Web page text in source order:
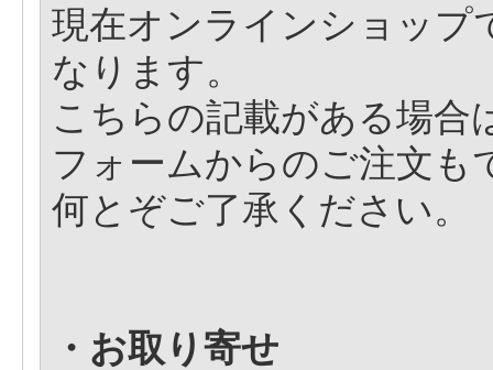
現在オンラインショップ
なります。
こちらの記載がある場合
フォームからのご注文も
何とぞご了承ください。
・お取り寄せ